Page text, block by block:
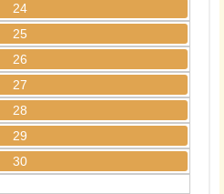
24
25
26
27
28
29
30